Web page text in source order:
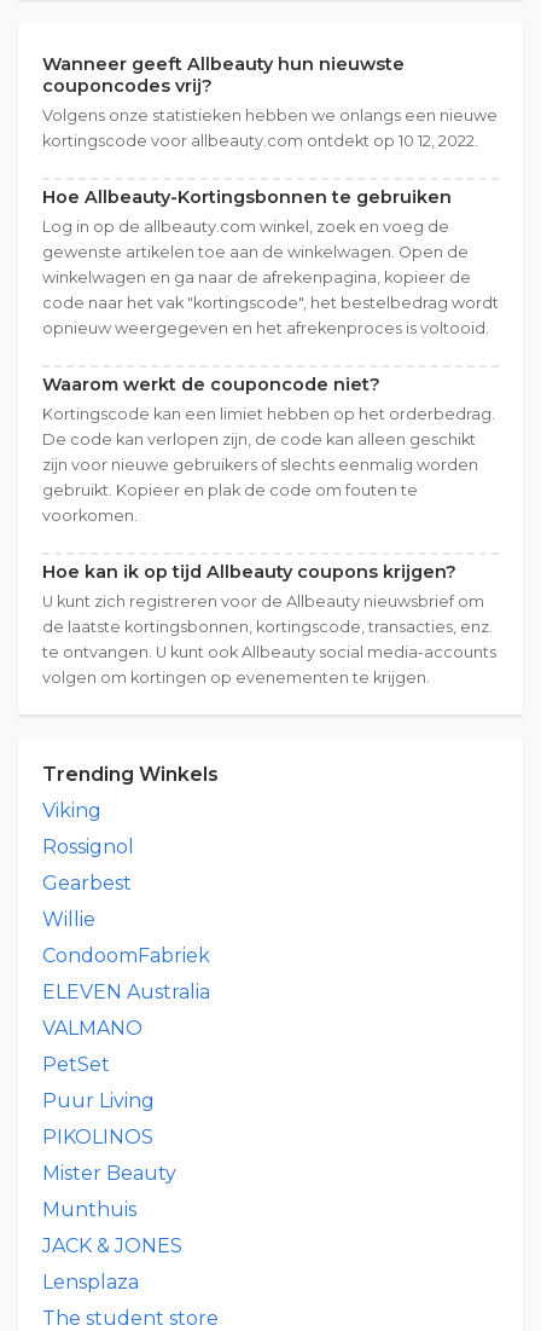
Wanneer geeft Allbeauty hun nieuwste
couponcodes vrij?
Volgens onze statistieken hebben we onlangs een nieuwe
kortingscode voor allbeauty.com ontdekt op 10 12, 2022.
Hoe Allbeauty-Kortingsbonnen te gebruiken
Log in op de allbeauty.com winkel, zoek en voeg de
gewenste artikelen toe aan de winkelwagen. Open de
winkelwagen en ga naar de afrekenpagina, kopieer de
code naar het vak "kortingscode", het bestelbedrag wordt
opnieuw weergegeven en het afrekenproces is voltooid.
Waarom werkt de couponcode niet?
Kortingscode kan een limiet hebben op het orderbedrag.
De code kan verlopen zijn, de code kan alleen geschikt
zijn voor nieuwe gebruikers of slechts eenmalig worden
gebruikt. Kopieer en plak de code om fouten te
voorkomen.
Hoe kan ik op tijd Allbeauty coupons krijgen?
U kunt zich registreren voor de Allbeauty nieuwsbrief om
de laatste kortingsbonnen, kortingscode, transacties, enz.
te ontvangen. U kunt ook Allbeauty social media-accounts
volgen om kortingen op evenementen te krijgen.
Trending Winkels
Viking
Rossignol
Gearbest
Willie
CondoomFabriek
ELEVEN Australia
VALMANO
PetSet
Puur Living
PIKOLINOS
Mister Beauty
Munthuis
JACK & JONES
Lensplaza
The student store